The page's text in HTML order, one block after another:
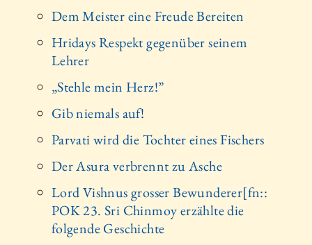
Dem Meister eine Freude Bereiten
Hridays Respekt gegenüber seinem
Lehrer
„Stehle mein Herz!”
Gib niemals auf!
Parvati wird die Tochter eines Fischers
Der Asura verbrennt zu Asche
Lord Vishnus grosser Bewunderer[fn::
POK 23. Sri Chinmoy erzählte die
folgende Geschichte